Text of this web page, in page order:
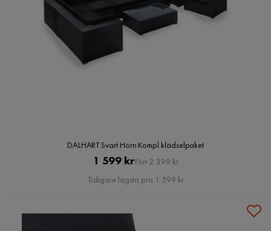
DALHART Svart Hörn Kompl klädselpaket
Pris
1 599 krOriginal
Pris
Förr 2 399 kr
Tidigare lägsta pris 1 599 kr